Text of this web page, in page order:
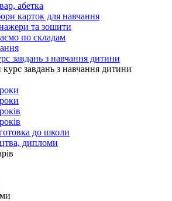
абетка
карток для навчання
та зошити
по складам
завдань з навчання дитини
курс завдань з навчання дитини
до школи
дипломи